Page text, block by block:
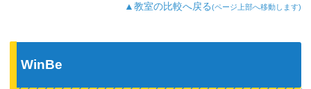
▲教室の比較へ戻る(ページ上部へ移動します)
WinBe